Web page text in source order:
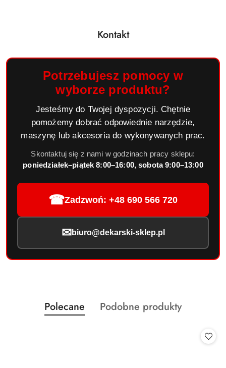
Kontakt
Potrzebujesz pomocy w
wyborze produktu?
Jesteśmy do Twojej dyspozycji. Chętnie
pomożemy dobrać odpowiednie narzędzie,
maszynę lub akcesoria do wykonywanych prac.
Skontaktuj się z nami w godzinach pracy sklepu:
poniedziałek–piątek 8:00–16:00, sobota 9:00–13:00
☎Zadzwoń: +48 690 566 720
✉ biuro@dekarski-sklep.pl
Pomiń karuzelę produktów
Produkty
o
Polecane
Produkty
Podobne produkty